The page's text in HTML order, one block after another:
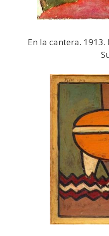
En la cantera. 1913.